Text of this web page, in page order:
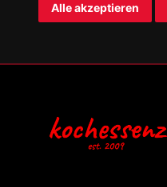
Alle akzeptieren